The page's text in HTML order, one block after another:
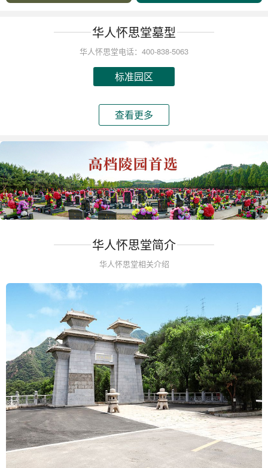
华人怀思堂墓型
华人怀思堂电话：400-838-5063
标准园区
查看更多
华人怀思堂简介
华人怀思堂相关介绍